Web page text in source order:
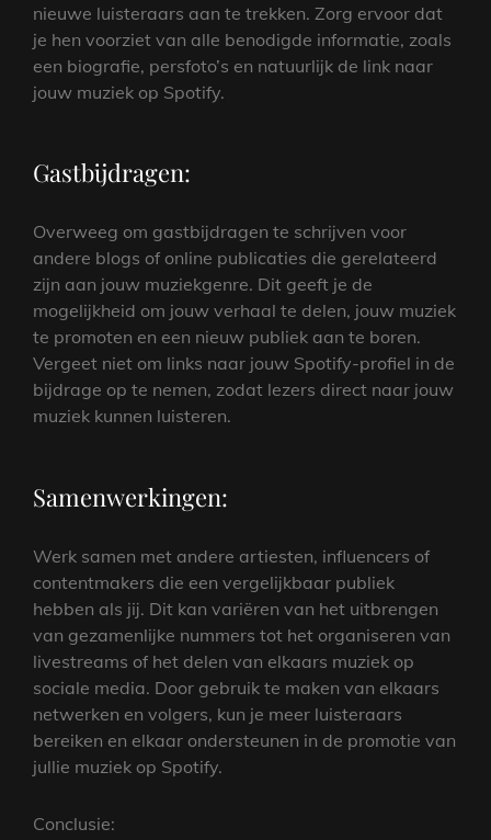
nieuwe luisteraars aan te trekken. Zorg ervoor dat
je hen voorziet van alle benodigde informatie, zoals
een biografie, persfoto’s en natuurlijk de link naar
jouw muziek op Spotify.
Gastbijdragen:
Overweeg om gastbijdragen te schrijven voor
andere blogs of online publicaties die gerelateerd
zijn aan jouw muziekgenre. Dit geeft je de
mogelijkheid om jouw verhaal te delen, jouw muziek
te promoten en een nieuw publiek aan te boren.
Vergeet niet om links naar jouw Spotify-profiel in de
bijdrage op te nemen, zodat lezers direct naar jouw
muziek kunnen luisteren.
Samenwerkingen:
Werk samen met andere artiesten, influencers of
contentmakers die een vergelijkbaar publiek
hebben als jij. Dit kan variëren van het uitbrengen
van gezamenlijke nummers tot het organiseren van
livestreams of het delen van elkaars muziek op
sociale media. Door gebruik te maken van elkaars
netwerken en volgers, kun je meer luisteraars
bereiken en elkaar ondersteunen in de promotie van
jullie muziek op Spotify.
Conclusie: